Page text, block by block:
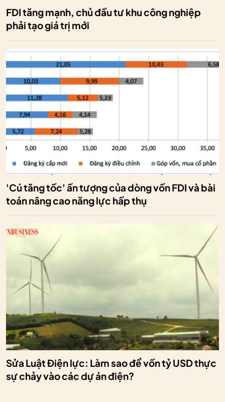
FDI tăng mạnh, chủ đầu tư khu công nghiệp
phải tạo giá trị mới
'Cú tăng tốc' ấn tượng của dòng vốn FDI và bài
toán nâng cao năng lực hấp thụ
Sửa Luật Điện lực: Làm sao để vốn tỷ USD thực
sự chảy vào các dự án điện?